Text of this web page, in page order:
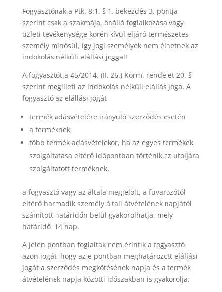
Fogyasztónak a Ptk. 8:1. § 1. bekezdés 3. pontja
szerint csak a szakmája, önálló foglalkozása vagy
üzleti tevékenysége körén kívül eljáró természetes
személy minősül, így jogi személyek nem élhetnek az
indokolás nélküli elállási joggal!
A fogyasztót a 45/2014. (II. 26.) Korm. rendelet 20. §
szerint megilleti az indokolás nélküli elállás joga. A
fogyasztó az elállási jogát
termék adásvételére irányuló szerződés esetén
a terméknek,
több termék adásvételekor, ha az egyes termékek
szolgáltatása eltérő időpontban történik,az utoljára
szolgáltatott terméknek,
a fogyasztó vagy az általa megjelölt, a fuvarozótól
eltérő harmadik személy általi átvételének napjától
számított határidőn belül gyakorolhatja, mely
határidő 14 nap.
A jelen pontban foglaltak nem érintik a fogyasztó
azon jogát, hogy az e pontban meghatározott elállási
jogát a szerződés megkötésének napja és a termék
átvételének napja közötti időszakban is gyakorolja.